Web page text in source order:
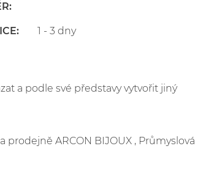
1 - 3 dny
a podle své představy vytvořit jiný
ARCON BIJOUX , Průmyslová